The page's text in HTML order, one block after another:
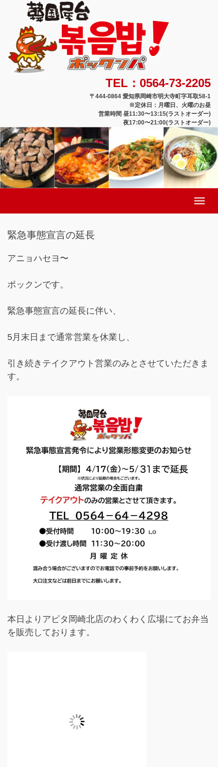
TEL：0564-73-2205
〒444-0864 愛知県岡崎市明大寺町字耳取58-1
※定休日：月曜日、火曜のお昼
営業時間 昼11:30〜13:15(ラストオーダー)
夜17:00〜21:00(ラストオーダー)
Toggle
navigation
緊急事態宣言の延長
アニョハセヨ〜
ポックンです。
緊急事態宣言の延長に伴い、
5月末日まで通常営業を休業し、
引き続きテイクアウト営業のみとさせていただきま
す。
本日よりアピタ岡崎北店のわくわく広場にてお弁当
を販売しております。